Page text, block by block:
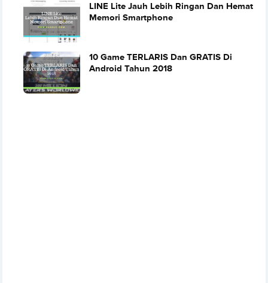
LINE Lite Jauh Lebih Ringan Dan Hemat
Memori Smartphone
10 Game TERLARIS Dan GRATIS Di
Android Tahun 2018